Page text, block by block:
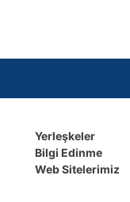
Yerleşkeler
Bilgi Edinme
Web Sitelerimiz